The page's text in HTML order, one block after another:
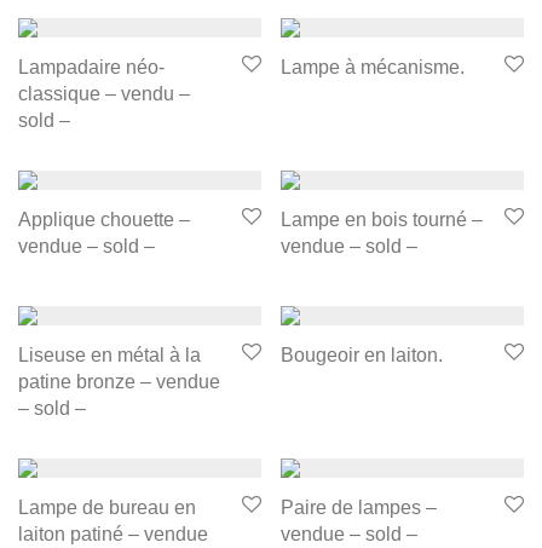
Lampadaire néo-
classique – vendu –
sold –
Lampe à mécanisme.
Applique chouette –
vendue – sold –
Lampe en bois tourné –
vendue – sold –
Liseuse en métal à la
patine bronze – vendue
– sold –
Bougeoir en laiton.
Lampe de bureau en
laiton patiné – vendue
Paire de lampes –
vendue – sold –